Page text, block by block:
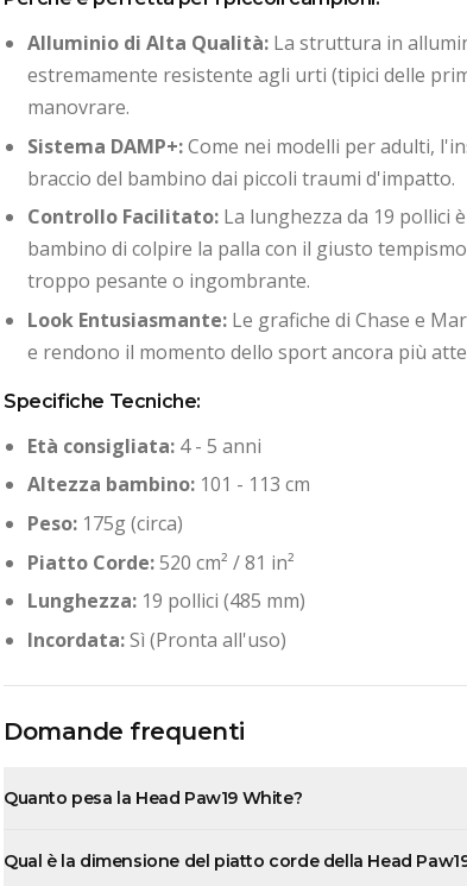
Alluminio di Alta Qualità: La struttura in
estremamente resistente agli urti (tipici delle
manovrare.
Sistema DAMP+:Come nei modelli per adulti,
braccio del bambino dai piccoli traumi d'impatto.
Controllo Facilitato: La lunghezza da 19 pollici
bambino di colpire la palla con il giusto
troppo pesante o ingombrante.
Look Entusiasmante: Le grafiche di Chase e
e rendono il momento dello sport ancora più
Specifiche Tecniche:
Età consigliata: 4 - 5 anni
Altezza bambino: 101 - 113 cm
Peso: 175g (circa)
Piatto Corde:520 cm² / 81 in²
Lunghezza: 19 pollici (485 mm)
Incordata:Sì (Pronta all'uso)
Domande frequenti
Quanto pesa la Head Paw19 White?
Qual è la dimensione del piatto corde della Head